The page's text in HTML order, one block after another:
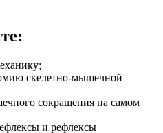
скелетно-мышечной
сокращения на самом
и рефлексы